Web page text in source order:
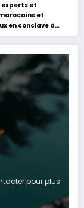
experts et
et
en conclave à
pour plus